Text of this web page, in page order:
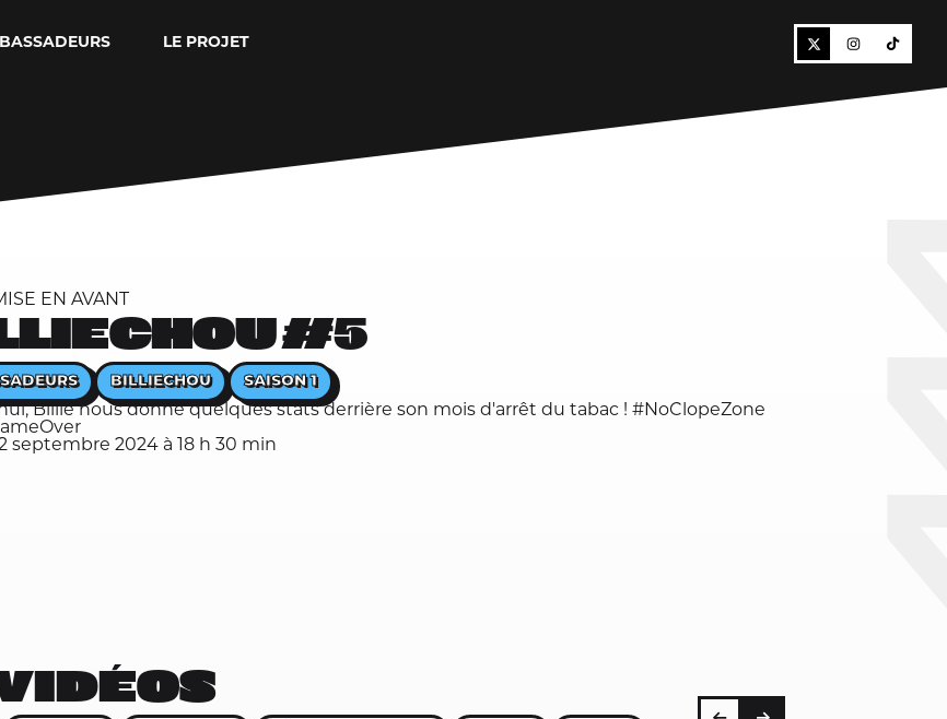
LE PROJET
EN AVANT
#5
BILLIECHOU SAISON 1
Billienous donne quelques stats derrière son mois d'arrêt du tabac ! #NoClopeZone
septembre 2024 à 18 h 30 min